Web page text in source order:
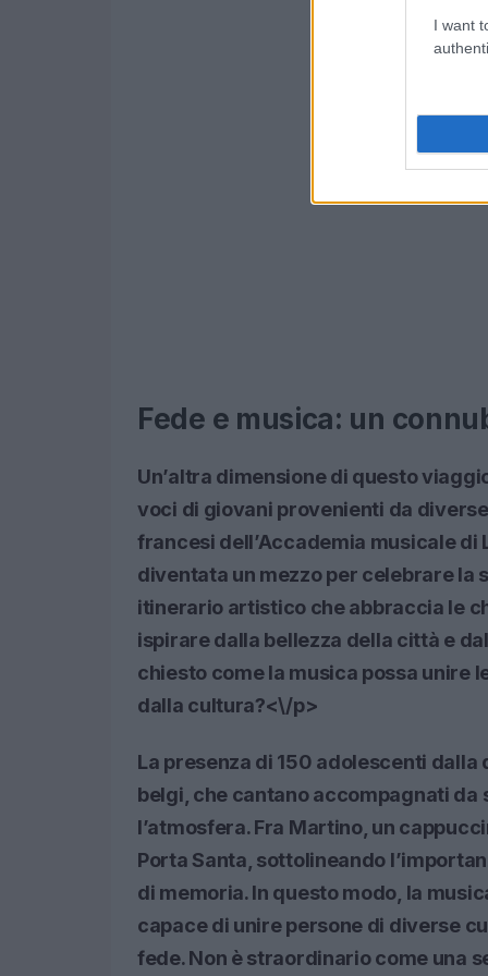
I want
Fede e musica: un
Un’altra dimensione di questo
voci di giovani provenienti da
francesi dell’Accademia musicale di
diventata un mezzo per celebrare la
itinerario artistico che abbraccia le
ispirare dalla bellezza della città e
chiesto come la musica possa unire
dalla cultura?<\/p>
La presenza di 150 adolescenti
belgi, che cantano accompagnati
l’atmosfera. Fra Martino, un
Porta Santa, sottolineando
di memoria. In questo modo, la
capace di unire persone di diverse
fede. Non è straordinario come una